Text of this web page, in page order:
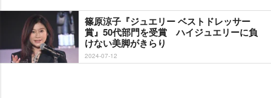
篠原涼子『ジュエリー ベストドレッサー
賞』50代部門を受賞 ハイジュエリーに負
けない美脚がきらり
2024-07-12